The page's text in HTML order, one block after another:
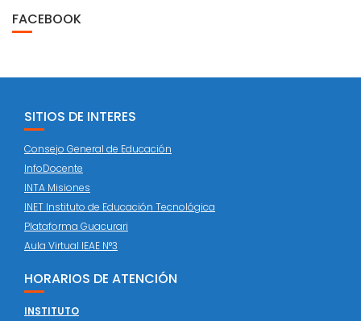
FACEBOOK
SITIOS DE INTERES
Consejo General de Educación
InfoDocente
INTA Misiones
INET Instituto de Educación Tecnológica
Plataforma Guacurari
Aula Virtual IEAE N°3
HORARIOS DE ATENCIÓN
INSTITUTO